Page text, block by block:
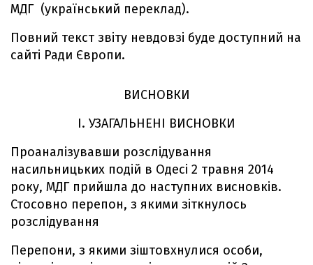
МДГ (український переклад).
Повний текст звіту невдовзі буде доступний на
сайті Ради Європи.
ВИСНОВКИ
I. УЗАГАЛЬНЕНІ ВИСНОВКИ
Проаналізувавши розслідування
насильницьких подій в Одесі 2 травня 2014
року, МДГ прийшла до наступних висновків.
Стосовно перепон, з якими зіткнулось
розслідування
Перепони, з якими зіштовхнулися особи,